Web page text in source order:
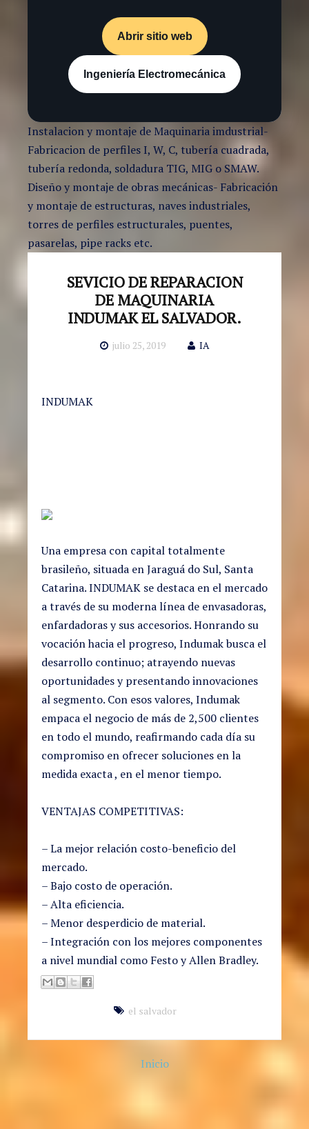
Abrir sitio web
Ingeniería Electromecánica
Instalacion y montaje de Maquinaria imdustrial-
Fabricacion de perfiles I, W, C, tubería cuadrada,
tubería redonda, soldadura TIG, MIG o SMAW.
Diseño y montaje de obras mecánicas- Fabricación
y montaje de estructuras, naves industriales,
torres de perfiles estructurales, puentes,
pasarelas, pipe racks etc.
SEVICIO DE REPARACION
DE MAQUINARIA
INDUMAK EL SALVADOR.
julio 25, 2019 IA
INDUMAK
Una empresa con capital totalmente
brasileño, situada en Jaraguá do Sul, Santa
Catarina. INDUMAK se destaca en el mercado
a través de su moderna línea de envasadoras,
enfardadoras y sus accesorios. Honrando su
vocación hacia el progreso, Indumak busca el
desarrollo continuo; atrayendo nuevas
oportunidades y presentando innovaciones
al segmento. Con esos valores, Indumak
empaca el negocio de más de 2,500 clientes
en todo el mundo, reafirmando cada día su
compromiso en ofrecer soluciones en la
medida exacta , en el menor tiempo.
VENTAJAS COMPETITIVAS:
– La mejor relación costo-beneficio del
mercado.
– Bajo costo de operación.
– Alta eficiencia.
– Menor desperdicio de material.
– Integración con los mejores componentes
a nivel mundial como Festo y Allen Bradley.
el salvador
Inicio